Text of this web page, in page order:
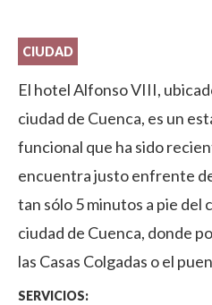
CIUDAD
El hotel Alfonso VIII,
ciudad de Cuenca, es un
funcional que ha sido
encuentra justo enfrente
tan sólo 5 minutos a pie del
ciudad de Cuenca, donde
las Casas Colgadas o el
SERVICIOS: